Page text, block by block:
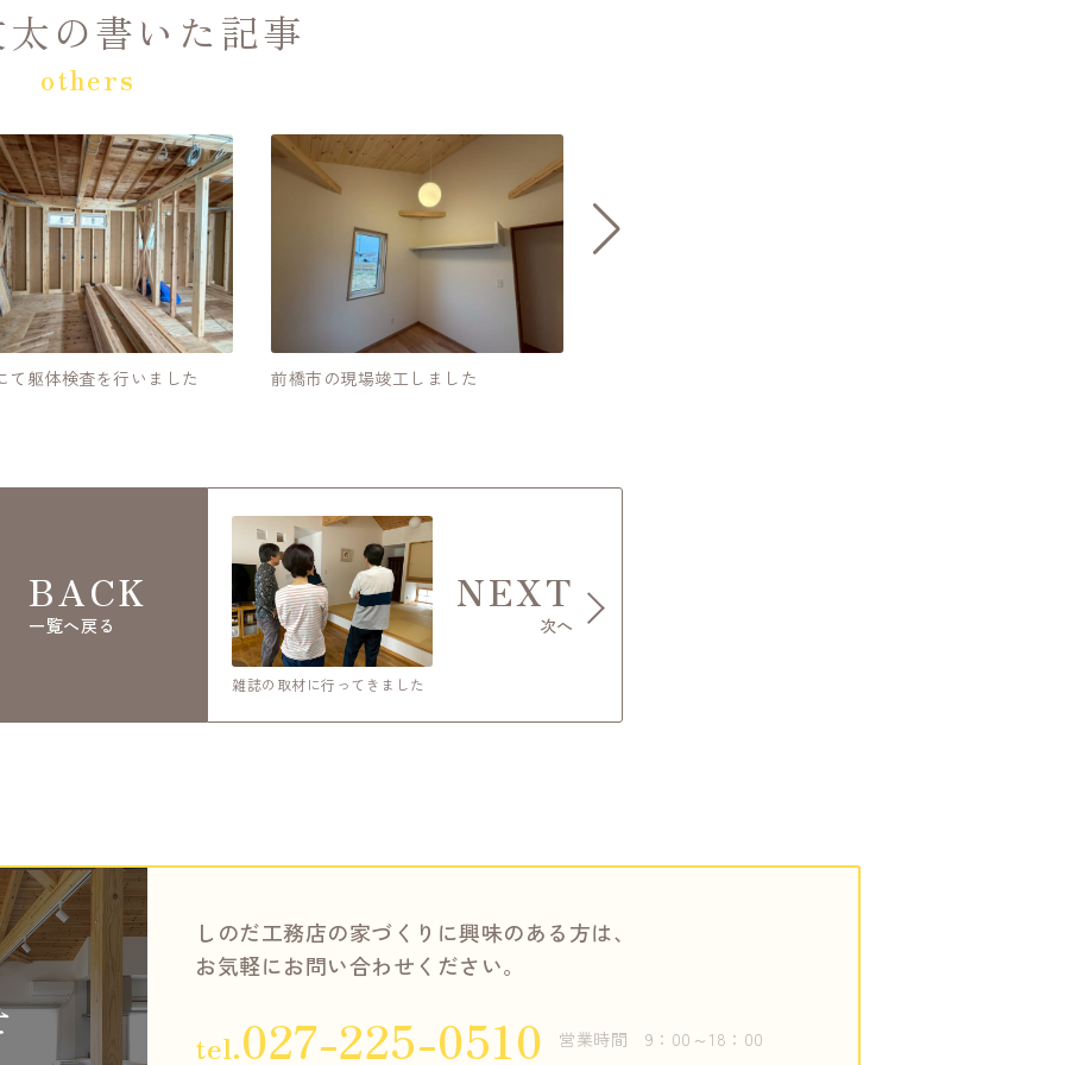
の書いた記事
others
て躯体検査を行いました 前橋市の現場竣工しました
BACK
一覧へ戻る
雑誌の取材に行ってきました
NEXT
次へ
しのだ工務店の家づくりに興味のある方は、
お気軽にお問い合わせください。
tel.027-225-0510 営業時間 9：00～18：00